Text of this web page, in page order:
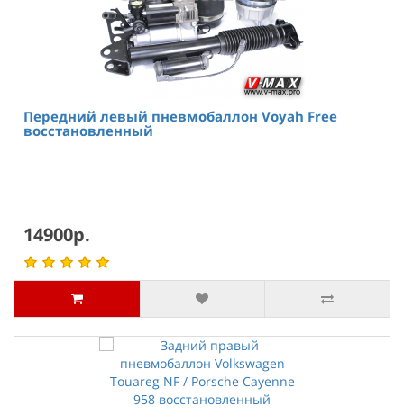
Передний левый пневмобаллон Voyah Free
восстановленный
14900р.